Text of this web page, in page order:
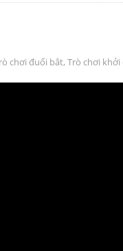
chơi đuổi bắt, Trò chơi khởi